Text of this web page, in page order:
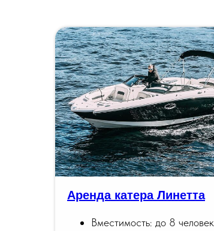
Аренда катера Линетта
Вместимость: до 8 человек